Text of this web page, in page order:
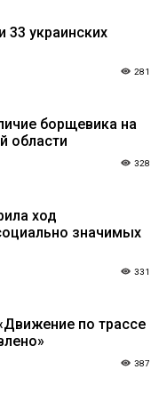
33 украинских
281
борщевика на
области
328
ход
значимых
331
по трассе
387